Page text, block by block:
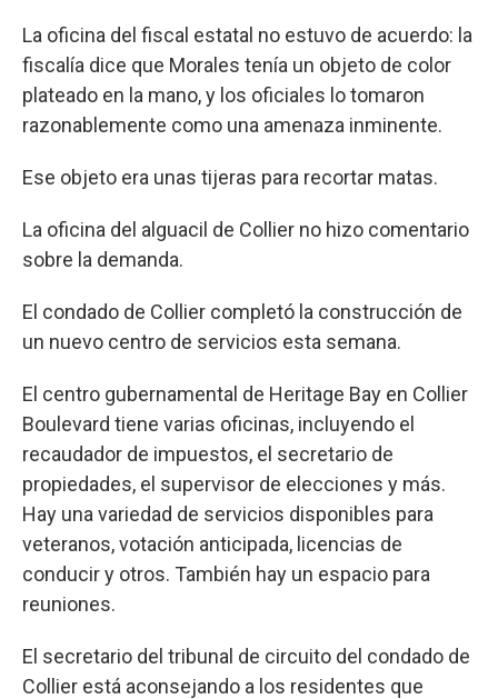
La oficina del fiscal estatal no estuvo de acuerdo: la
fiscalía dice que Morales tenía un objeto de color
plateado en la mano, y los oficiales lo tomaron
razonablemente como una amenaza inminente.
Ese objeto era unas tijeras para recortar matas.
La oficina del alguacil de Collier no hizo comentario
sobre la demanda.
El condado de Collier completó la construcción de
un nuevo centro de servicios esta semana.
El centro gubernamental de Heritage Bay en Collier
Boulevard tiene varias oficinas, incluyendo el
recaudador de impuestos, el secretario de
propiedades, el supervisor de elecciones y más.
Hay una variedad de servicios disponibles para
veteranos, votación anticipada, licencias de
conducir y otros. También hay un espacio para
reuniones.
El secretario del tribunal de circuito del condado de
Collier está aconsejando a los residentes que